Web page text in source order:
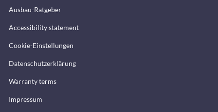
Ausbau-Ratgeber
Accessibility statement
Cookie-Einstellungen
Datenschutzerklärung
Warranty terms
Impressum